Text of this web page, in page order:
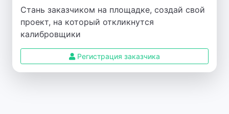
Стань заказчиком на площадке, создай свой
проект, на который откликнутся
калибровщики
Регистрация заказчика